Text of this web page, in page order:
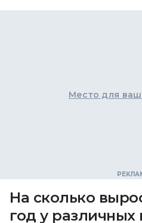
Место для
На сколько
год у различных